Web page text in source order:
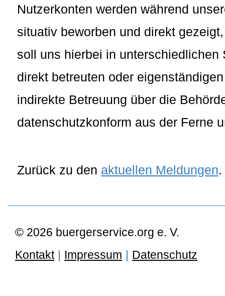
Nutzerkonten werden während
situativ beworben und direkt
soll uns hierbei in
direkt betreuten oder
indirekte Betreuung über die
datenschutzkonform aus der Ferne
Zurück zu den aktuellen Meldungen.
© 2026 buergerservice.org e. V.
Kontakt
Impressum Datenschutz